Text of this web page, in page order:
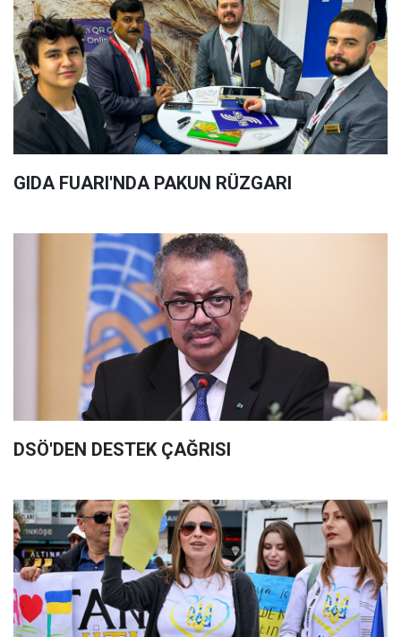
GIDA FUARI'NDA PAKUN RÜZGARI
DSÖ'DEN DESTEK ÇAĞRISI